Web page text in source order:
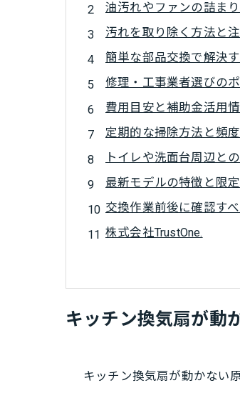
油汚れやファンの詰まり
汚れを取り除く方法と
簡単な部品交換で解決
修理・工事業者選びの
費用目安と補助金活用
定期的な掃除方法と頻
トイレや洗面台周辺と
最新モデルの特徴と限
交換作業前後に確認す
株式会社TrustOne.
キッチン換気扇が動
キッチン換気扇が動かない